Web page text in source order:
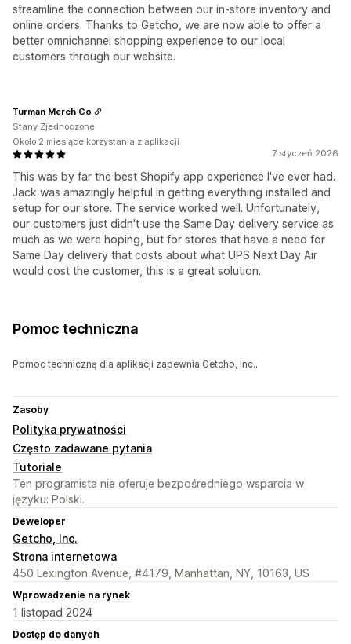
streamline the connection between our in-store inventory and
online orders. Thanks to Getcho, we are now able to offer a
better omnichannel shopping experience to our local
customers through our website.
7 styczeń 2026
This was by far the best Shopify app experience I've ever had.
Jack was amazingly helpful in getting everything installed and
setup for our store. The service worked well. Unfortunately,
our customers just didn't use the Same Day delivery service as
much as we were hoping, but for stores that have a need for
Same Day delivery that costs about what UPS Next Day Air
would cost the customer, this is a great solution.
Turman Merch Co
Stany Zjednoczone
Około 2 miesiące korzystania z aplikacji
Pomoc techniczna
Pomoc techniczną dla aplikacji zapewnia Getcho, Inc..
Zasoby
Polityka prywatności
Często zadawane pytania
Tutoriale
Ten programista nie oferuje bezpośredniego wsparcia w
języku: Polski.
Deweloper
Getcho, Inc.
Strona internetowa
450 Lexington Avenue, #4179, Manhattan, NY, 10163, US
Wprowadzenie na rynek
1 listopad 2024
Dostęp do danych